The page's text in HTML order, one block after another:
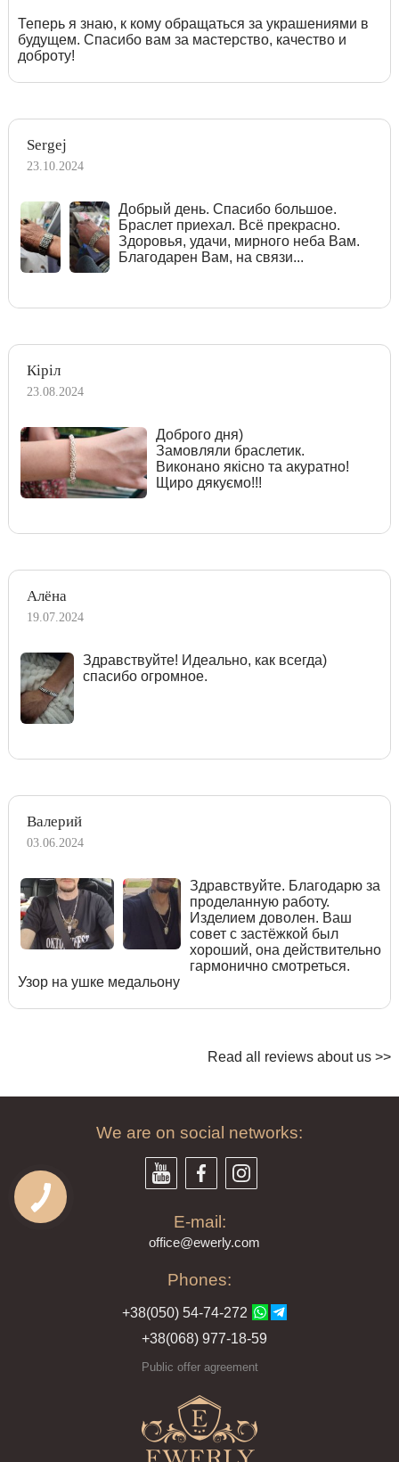
Теперь я знаю, к кому обращаться за украшениями в
будущем. Спасибо вам за мастерство, качество и
доброту!
Sergej
23.10.2024
Добрый день. Спасибо большое.
Браслет приехал. Всё прекрасно.
Здоровья, удачи, мирного неба Вам.
Благодарен Вам, на связи...
Кіріл
23.08.2024
Доброго дня)
Замовляли браслетик.
Виконано якісно та акуратно!
Щиро дякуємо!!!
Алёна
19.07.2024
Здравствуйте! Идеально, как всегда)
спасибо огромное.
Валерий
03.06.2024
Здравствуйте. Благодарю за
проделанную работу.
Изделием доволен. Ваш
совет с застёжкой был
хороший, она действительно
гармонично смотреться.
Узор на ушке медальону
Read all reviews about us >>
We are on social networks:
E-mail:
office@ewerly.com
Phones:
+38(050) 54-74-272
+38(068) 977-18-59
Public offer agreement